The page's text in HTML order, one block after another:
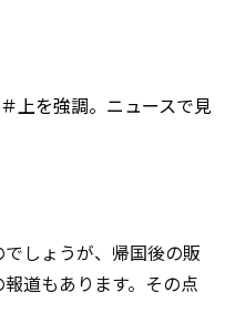
を強調。ニュースで見
しょうが、帰国後の販
道もあります。その点